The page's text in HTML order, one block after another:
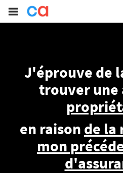
J'éprouve de
trouver une
en raison de la
mon